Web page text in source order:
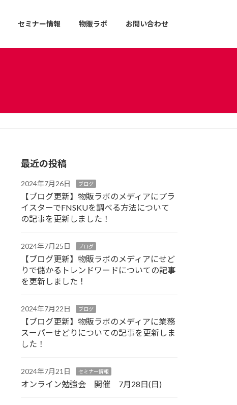
セミナー情報 物販ラボ お問い合わせ
最近の投稿
2024年7月26日 ブログ
【ブログ更新】物販ラボのメディアにプラ
イスターでFNSKUを調べる方法について
の記事を更新しました！
2024年7月25日 ブログ
【ブログ更新】物販ラボのメディアにせど
りで儲かるトレンドワードについての記事
を更新しました！
2024年7月22日 ブログ
【ブログ更新】物販ラボのメディアに業務
スーパーせどりについての記事を更新しま
した！
2024年7月21日 セミナー情報
オンライン勉強会 開催 7月28日(日)